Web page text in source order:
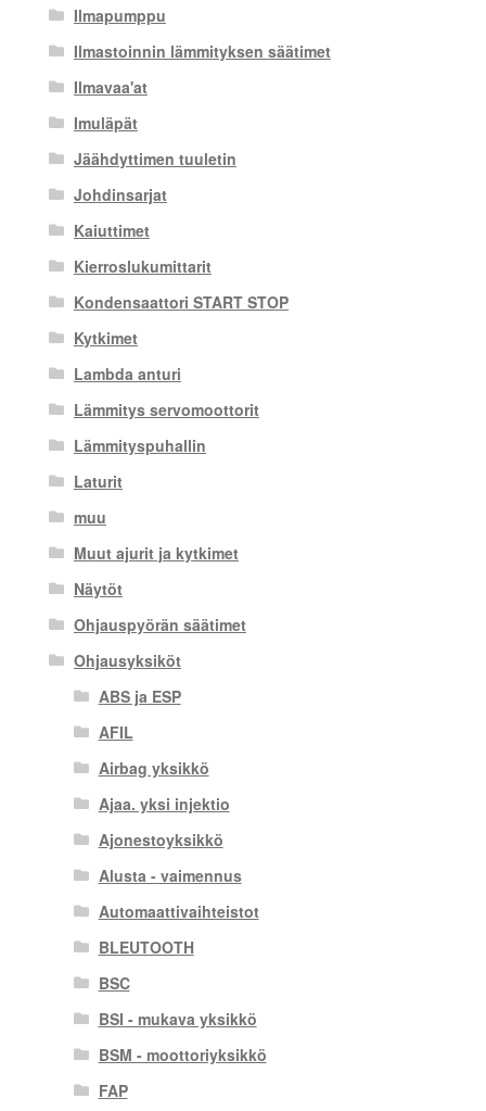
Ilmapumppu
Ilmastoinnin lämmityksen säätimet
Ilmavaa'at
Imuläpät
Jäähdyttimen tuuletin
Johdinsarjat
Kaiuttimet
Kierroslukumittarit
Kondensaattori START STOP
Kytkimet
Lambda anturi
Lämmitys servomoottorit
Lämmityspuhallin
Laturit
muu
Muut ajurit ja kytkimet
Näytöt
Ohjauspyörän säätimet
Ohjausyksiköt
ABS ja ESP
AFIL
Airbag yksikkö
Ajaa. yksi injektio
Ajonestoyksikkö
Alusta - vaimennus
Automaattivaihteistot
BLEUTOOTH
BSC
BSI - mukava yksikkö
BSM - moottoriyksikkö
FAP